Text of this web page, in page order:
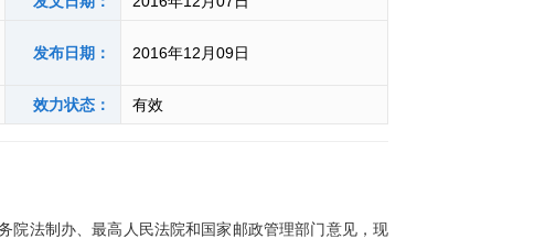
发布日期： 2016年12月09日
效力状态： 有效
法制办、最高人民法院和国家邮政管理部门意见，现